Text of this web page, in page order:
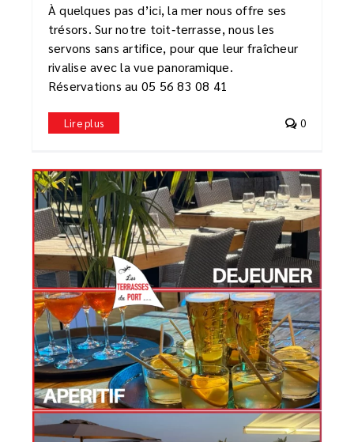
À quelques pas d’ici, la mer nous offre ses
trésors. Sur notre toit‑terrasse, nous les
servons sans artifice, pour que leur fraîcheur
rivalise avec la vue panoramique.
Réservations au 05 56 83 08 41
Lire plus 0